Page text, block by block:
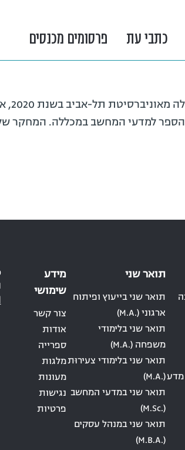
כתבי עת פרסומים מכנסים
ד"ר
מדע
תואר שני
תואר שני בייעוץ ופיתוח
ארגוני (.M.A)
תואר שני בלימודי
משפחה (.M.A)
תואר שני בלימודי צעירוּת
(.M.A)
תואר שני במדעי המחשב
(.M.Sc)
תואר שני במנהל עסקים
(.M.B.A)
מידע
שימושי
צור קשר
אודות
ספרייה
מלגות
מעונות
נגישות
פרטיות